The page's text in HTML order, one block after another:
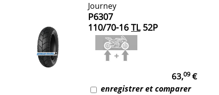
Journey
P6307
110/70-16 TL52P
63,09€
enregistrer et comparer